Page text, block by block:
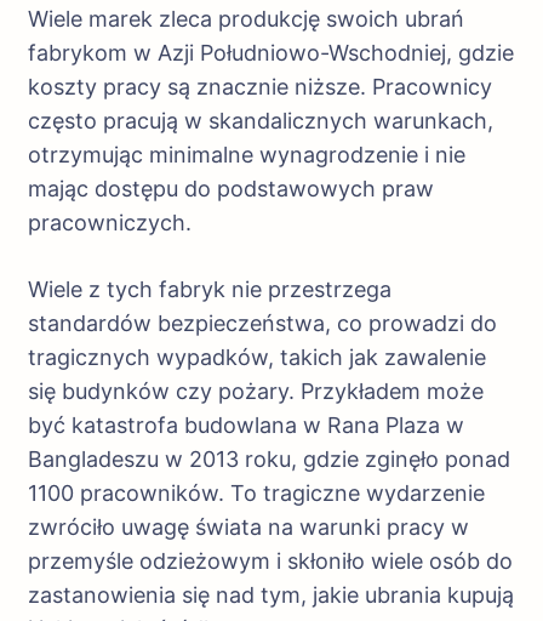
Wiele marek zleca produkcję swoich ubrań
fabrykom w Azji Południowo-Wschodniej, gdzie
koszty pracy są znacznie niższe. Pracownicy
często pracują w skandalicznych warunkach,
otrzymując minimalne wynagrodzenie i nie
mając dostępu do podstawowych praw
pracowniczych.
Wiele z tych fabryk nie przestrzega
standardów bezpieczeństwa, co prowadzi do
tragicznych wypadków, takich jak zawalenie
się budynków czy pożary. Przykładem może
być katastrofa budowlana w Rana Plaza w
Bangladeszu w 2013 roku, gdzie zginęło ponad
1100 pracowników. To tragiczne wydarzenie
zwróciło uwagę świata na warunki pracy w
przemyśle odzieżowym i skłoniło wiele osób do
zastanowienia się nad tym, jakie ubrania kupują